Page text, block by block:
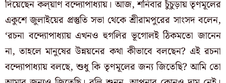
দিয়েছেন কল্য়াণ বন্দ্যোপাধ্যায়। আজ, শনিবার চুঁচুড়ায় তৃণমূলের
একুশে জুলাইয়ের প্রস্তুতি সভা থেকে শ্রীরামপুরের সাংসদ বলেন,
‘রচনা বন্দ্যোপাধ্যায় এখনও হুগলির ভূগোলই ঠিকমতো জানেন
না, তাহলে মানুষের উন্নয়নের কথা কীভাবে বলছেন? এই রচনা
বন্দ্যোপাধ্যায় বলছে, শুধু কি তৃণমূলের জন্য জিতেছি? আমি তো